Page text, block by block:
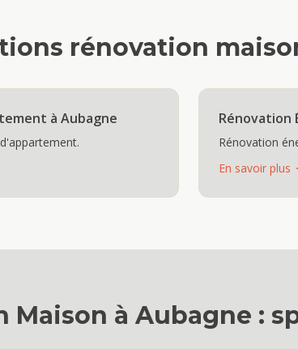
rénovation
à Aubagne Rénovation
Rénovation
En savoir plus
Maison à Aubagne :